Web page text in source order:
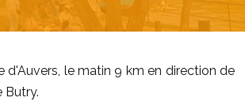
le matin 9 km en direction de
Butry.